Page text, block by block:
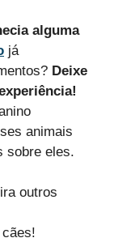
alguma
já
Deixe
animais
sobre eles.
outros